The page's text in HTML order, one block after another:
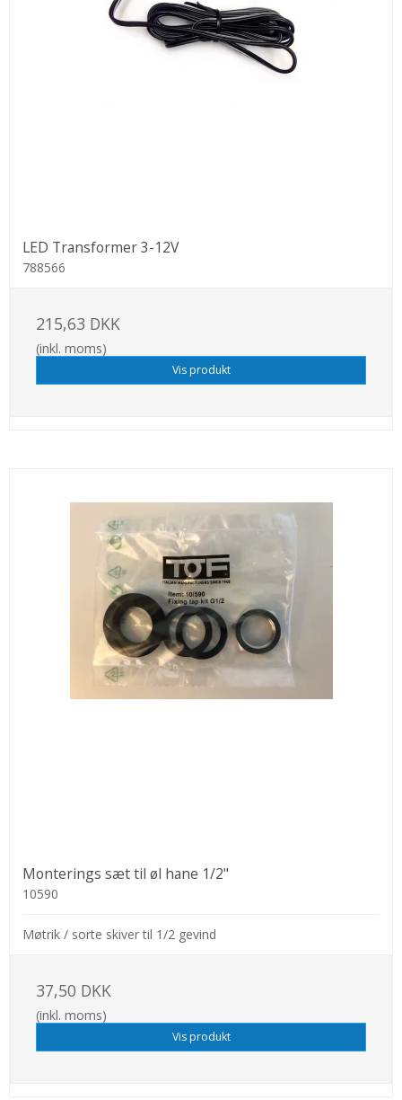
LED Transformer 3-12V
788566
215,63 DKK
(inkl. moms)
Vis produkt
Monterings sæt til øl hane 1/2"
10590
Møtrik / sorte skiver til 1/2 gevind
37,50 DKK
(inkl. moms)
Vis produkt